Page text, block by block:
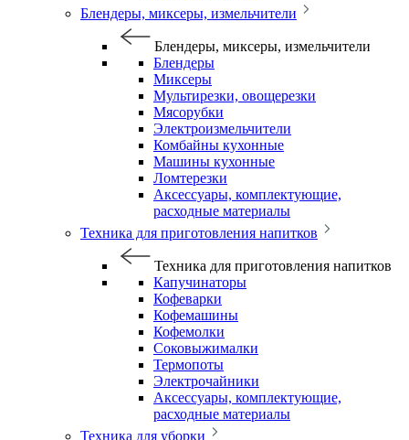
Блендеры, миксеры, измельчители
Блендеры, миксеры, измельчители
Блендеры
Миксеры
Мультирезки, овощерезки
Мясорубки
Электроизмельчители
Комбайны кухонные
Машины кухонные
Ломтерезки
Аксессуары, комплектующие,
расходные материалы
Техника для приготовления напитков
Техника для приготовления напитков
Капучинаторы
Кофеварки
Кофемашины
Кофемолки
Соковыжималки
Термопоты
Электрочайники
Аксессуары, комплектующие,
расходные материалы
Техника для уборки